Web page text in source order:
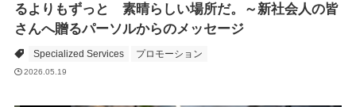
るよりもずっと 素晴らしい場所だ。～新社会人の皆
さんへ贈るパーソルからのメッセージ
Specialized Services プロモーション
2026.05.19